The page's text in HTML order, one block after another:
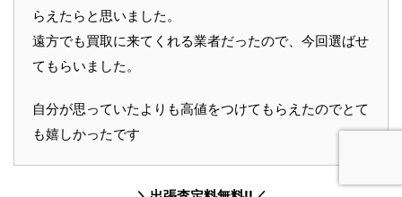
らえたらと思いました。
遠方でも買取に来てくれる業者だったので、今回選ばせ
てもらいました。
自分が思っていたよりも高値をつけてもらえたのでとて
も嬉しかったです